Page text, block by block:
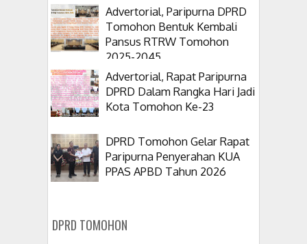
Advertorial, Paripurna DPRD
Tomohon Bentuk Kembali
Pansus RTRW Tomohon
2025-2045
Advertorial, Rapat Paripurna
DPRD Dalam Rangka Hari Jadi
Kota Tomohon Ke-23
DPRD Tomohon Gelar Rapat
Paripurna Penyerahan KUA
PPAS APBD Tahun 2026
DPRD TOMOHON